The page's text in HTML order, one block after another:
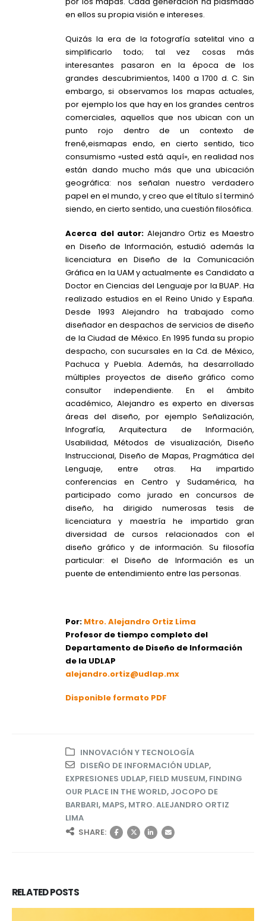
en ellos su propia visión e intereses.
Quizás la era de la fotografía satelital vino a
simplificarlo todo; tal vez cosas más
interesantes pasaron en la época de los
grandes descubrimientos, 1400 a 1700 d. C. Sin
embargo, si observamos los mapas actuales,
por ejemplo los que hay en los grandes centros
comerciales, aquellos que nos ubican con un
punto rojo dentro de un contexto de
frené,eismapas endo, en cierto sentido, tico
consumismo «usted está aquí», en realidad nos
están dando mucho más que una ubicación
geográfica: nos señalan nuestro verdadero
papel en el mundo, y creo que el título sí terminó
siendo, en cierto sentido, una cuestión filosófica.
Acerca del autor: Alejandro Ortiz es Maestro
en Diseño de Información, estudió además la
licenciatura en Diseño de la Comunicación
Gráfica en la UAM y actualmente es Candidato a
Doctor en Ciencias del Lenguaje por la BUAP. Ha
realizado estudios en el Reino Unido y España.
Desde 1993 Alejandro ha trabajado como
diseñador en despachos de servicios de diseño
de la Ciudad de México. En 1995 funda su propio
despacho, con sucursales en la Cd. de México,
Pachuca y Puebla. Además, ha desarrollado
múltiples proyectos de diseño gráfico como
consultor independiente. En el ámbito
académico, Alejandro es experto en diversas
áreas del diseño, por ejemplo Señalización,
Infografía, Arquitectura de Información,
Usabilidad, Métodos de visualización, Diseño
Instruccional, Diseño de Mapas, Pragmática del
Lenguaje, entre otras. Ha impartido
conferencias en Centro y Sudamérica, ha
participado como jurado en concursos de
diseño, ha dirigido numerosas tesis de
licenciatura y maestría he impartido gran
diversidad de cursos relacionados con el
diseño gráfico y de información. Su filosofía
particular: el Diseño de Información es un
puente de entendimiento entre las personas.
Por: Mtro. Alejandro Ortiz Lima
Profesor de tiempo completo del
Departamento de Diseño de Información
de la UDLAP
alejandro.ortiz@udlap.mx
Disponible formato PDF
INNOVACIÓN Y TECNOLOGÍA
DISEÑO DE INFORMACIÓN UDLAP,
EXPRESIONES UDLAP, FIELD MUSEUM, FINDING
OUR PLACE IN THE WORLD, JOCOPO DE
BARBARI, MAPS, MTRO. ALEJANDRO ORTIZ
LIMA
SHARE:
RELATEDPOSTS